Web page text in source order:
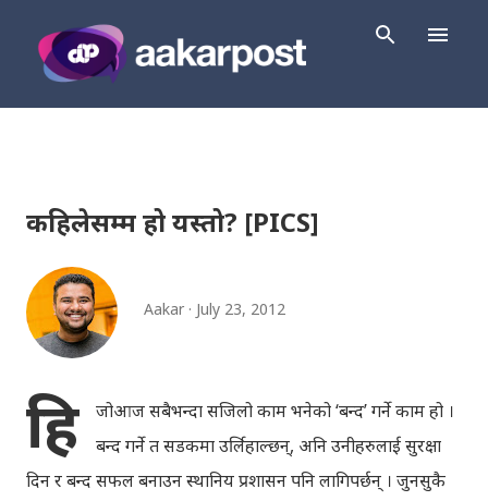
कहिलेसम्म हो यस्तो? [PICS]
Aakar July 23, 2012
हि
जोआज सबैभन्दा सजिलो काम भनेको ‘बन्द’ गर्ने काम हो ।
बन्द गर्ने त सडकमा उर्लिहाल्छन्, अनि उनीहरुलाई सुरक्षा
दिन र बन्द सफल बनाउन स्थानिय प्रशासन पनि लागिपर्छन् । जुनसुकै